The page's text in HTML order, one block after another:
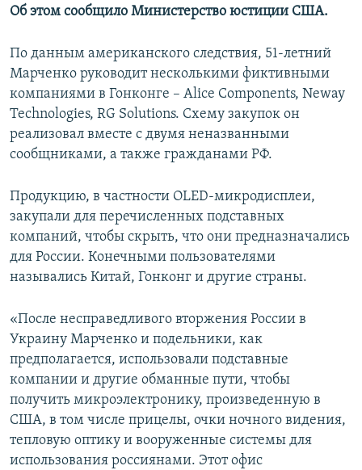
ПОБЕДИТЕЛЕЙ НЕ СУДЯТ?
КРЫМ.НЕПОКОРЕННЫЙ
ELIFBE
УКРАИНСКАЯ ПРОБЛЕМА КРЫМА
ПРИСОЕДИНЯЙТЕСЬ!
Все сайты RFE/RL
Об этом сообщило Министерство юстиции США.
По данным американского следствия, 51-летний
Марченко руководит несколькими фиктивными
компаниями в Гонконге – Alice Components, Neway
Technologies, RG Solutions. Схему закупок он
реализовал вместе с двумя неназванными
сообщниками, а также гражданами РФ.
Продукцию, в частности OLED-микродисплеи,
закупали для перечисленных подставных
компаний, чтобы скрыть, что они предназначались
для России. Конечными пользователями
назывались Китай, Гонконг и другие страны.
«После несправедливого вторжения России в
Украину Марченко и подельники, как
предполагается, использовали подставные
компании и другие обманные пути, чтобы
получить микроэлектронику, произведенную в
США, в том числе прицелы, очки ночного видения,
тепловую оптику и вооруженные системы для
использования россиянами. Этот офис